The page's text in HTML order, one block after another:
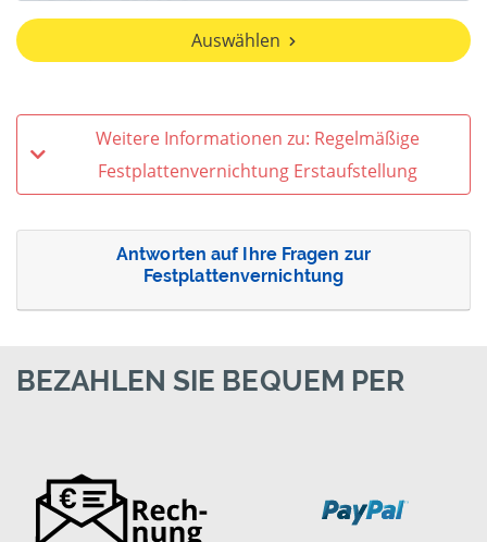
Auswählen
Weitere Informationen zu: Regelmäßige
Festplattenvernichtung Erstaufstellung
Antworten auf Ihre Fragen zur
Festplattenvernichtung
BEZAHLEN SIE BEQUEM PER